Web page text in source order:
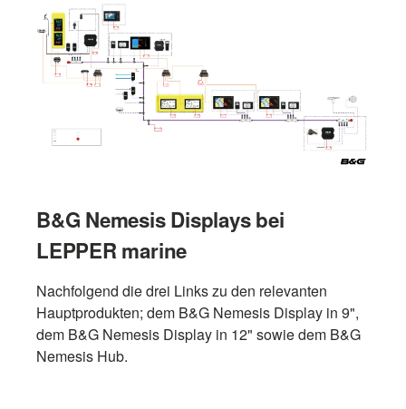
B&G Nemesis Displays bei
LEPPER marine
Nachfolgend die drei Links zu den relevanten
Hauptprodukten; dem B&G Nemesis Display in 9",
dem B&G Nemesis Display in 12" sowie dem B&G
Nemesis Hub.